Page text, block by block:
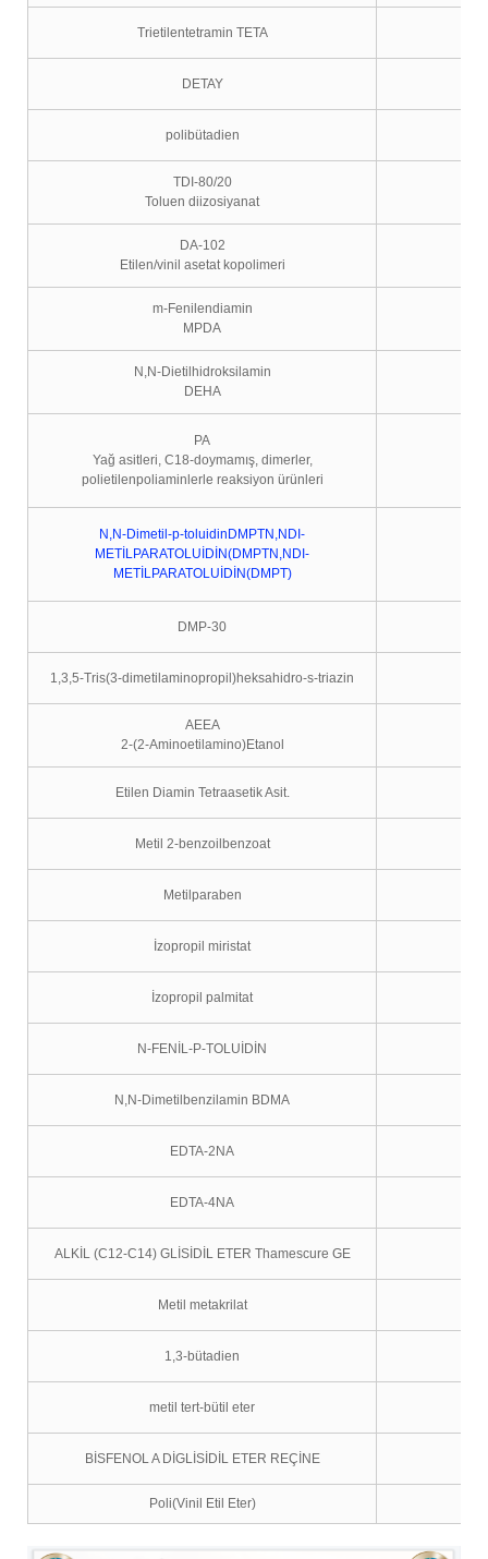
Trietilentetramin TETA
DETAY
polibütadien
TDI-80/20
Toluen diizosiyanat
DA-102
Etilen/vinil asetat kopolimeri
m-Fenilendiamin
MPDA
N,N-Dietilhidroksilamin
DEHA
PA
Yağ asitleri, C18-doymamış, dimerler,
polietilenpoliaminlerle reaksiyon ürünleri
N,N-Dimetil-p-toluidinDMPTN,NDI-
METİLPARATOLUİDİN(DMPTN,NDI-
METİLPARATOLUİDİN(DMPT)
DMP-30
1,3,5-Tris(3-dimetilaminopropil)heksahidro-s-triazin
AEEA
2-(2-Aminoetilamino)Etanol
Etilen Diamin Tetraasetik Asit.
Metil 2-benzoilbenzoat
Metilparaben
İzopropil miristat
İzopropil palmitat
N-FENİL-P-TOLUİDİN
N,N-Dimetilbenzilamin BDMA
EDTA-2NA
EDTA-4NA
ALKİL (C12-C14) GLİSİDİL ETER Thamescure GE
Metil metakrilat
1,3-bütadien
metil tert-bütil eter
BİSFENOL A DİGLİSİDİL ETER REÇİNE
Poli(Vinil Etil Eter)